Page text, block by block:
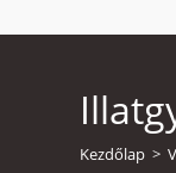
Kezdőlap >